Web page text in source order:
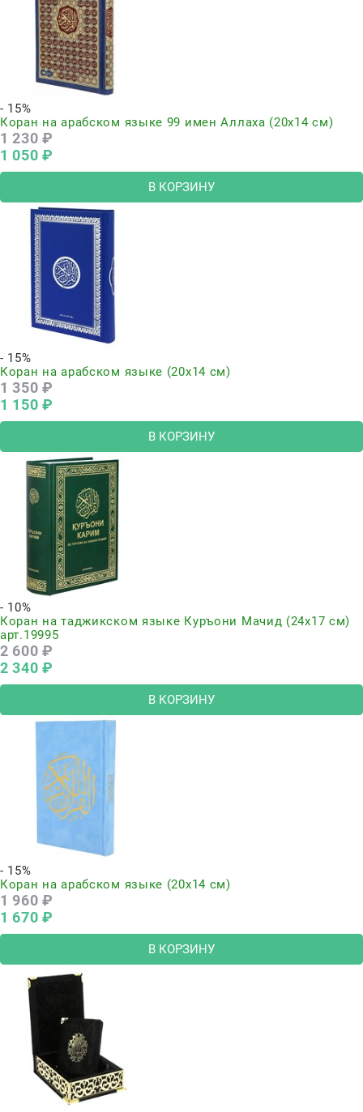
- 15%
Коран на арабском языке 99 имен Аллаха (20х14 см)
1 230 ₽
1 050 ₽
В КОРЗИНУ
- 15%
Коран на арабском языке (20х14 см)
1 350 ₽
1 150 ₽
В КОРЗИНУ
- 10%
Коран на таджикском языке Куръони Мачид (24х17 см)
арт.19995
2 600 ₽
2 340 ₽
В КОРЗИНУ
- 15%
Коран на арабском языке (20х14 см)
1 960 ₽
1 670 ₽
В КОРЗИНУ